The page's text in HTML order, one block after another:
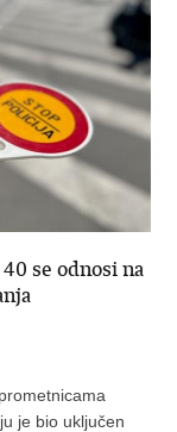
se odnosi na
je bio uključen